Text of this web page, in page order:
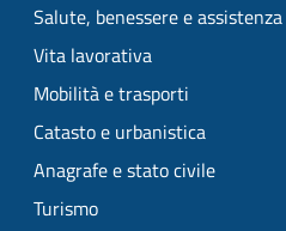
Salute, benessere e assistenza
Vita lavorativa
Mobilità e trasporti
Catasto e urbanistica
Anagrafe e stato civile
Turismo